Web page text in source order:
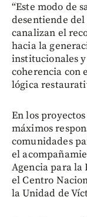
“Este modo de
desentiende
canalizan el
hacia la
institucionales
coherencia con
lógica
En los
máximos
comunidades
el
Agencia para la
el Centro
la Unidad de